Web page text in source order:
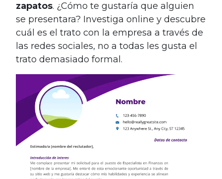
zapatos. ¿Cómo te gustaría que alguien
se presentara? Investiga online y descubre
cuál es el trato con la empresa a través de
las redes sociales, no a todas les gusta el
trato demasiado formal.